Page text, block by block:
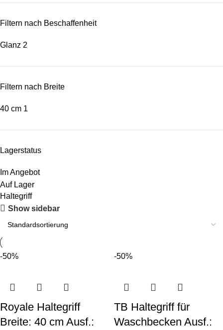
Filtern nach Beschaffenheit
Glanz 2
Filtern nach Breite
40 cm 1
Lagerstatus
Im Angebot
Auf Lager
Haltegriff
Show sidebar
-50%
Royale Haltegriff
Breite: 40 cm Ausf.:
-50%
TB Haltegriff für
Waschbecken Ausf.: